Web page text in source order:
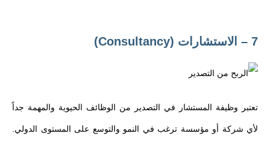
7 – الاستشارات (Consultancy)
تعتبر وظيفة المستشار في التصدير من الوظائف الحيوية والمهمة جداً
لأي شركة أو مؤسسة ترغب في النمو والتوسع على المستوى الدولي.